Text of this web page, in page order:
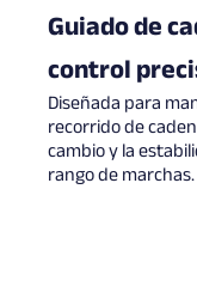
Guiado de
control
Diseñada para
recorrido de
cambio y la
rango de marchas.